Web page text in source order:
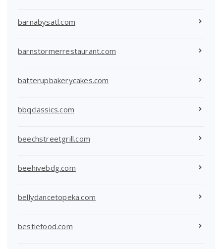
barnabysatl.com
barnstormerrestaurant.com
batterupbakerycakes.com
bbqclassics.com
beechstreetgrill.com
beehivebdg.com
bellydancetopeka.com
bestiefood.com